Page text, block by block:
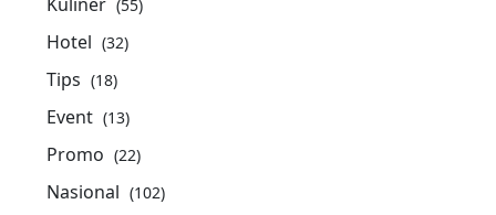
(55)
Hotel (32)
Tips (18)
Event (13)
Promo (22)
Nasional (102)